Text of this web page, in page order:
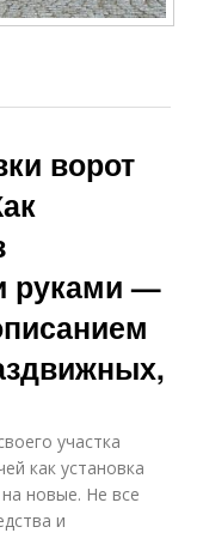
ворот
руками —
участка
как установка
новые. Не все
и